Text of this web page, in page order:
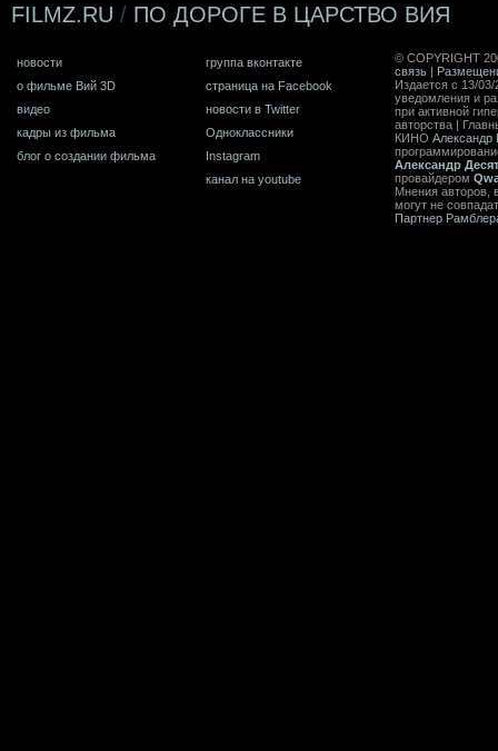
FILMZ.RU / ПО ДОРОГЕ В ЦАРСТВО ВИЯ
новости
о фильме Вий 3D
видео
кадры из фильма
блог о создании фильма
группа вконтакте
страница на Facebook
новости в Twitter
Одноклассники
Instagram
канал на youtube
© COPYRIGHT
связь
Издается с 13/
уведомления и
при активной
авторства |
КИНО Александр
Александр
провайдером
Мнения авторов,
могут не
Партнер